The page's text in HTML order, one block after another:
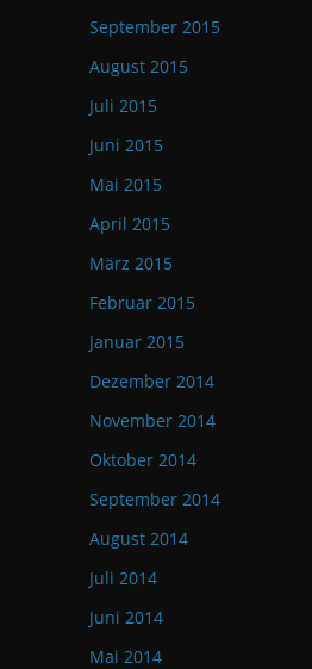
September 2015
August 2015
Juli 2015
Juni 2015
Mai 2015
April 2015
März 2015
Februar 2015
Januar 2015
Dezember 2014
November 2014
Oktober 2014
September 2014
August 2014
Juli 2014
Juni 2014
Mai 2014